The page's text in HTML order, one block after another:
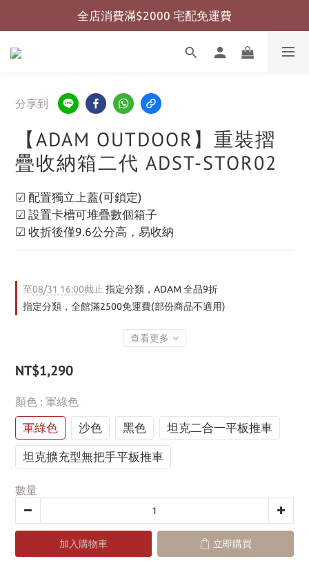
全店消費滿$999 超商免運費
全店消費滿$2000 宅配免運費
全店消費滿$999 超商免運費
分享到
【ADAM OUTDOOR】重裝摺
疊收納箱二代 ADST-STOR02
☑ 配置獨立上蓋(可鎖定)
☑ 設置卡槽可堆疊數個箱子
☑ 收折後僅9.6公分高，易收納
至08/31 16:00截止 指定分類，ADAM 全品9折
指定分類，全館滿2500免運費(部份商品不適用)
查看更多
NT$1,290
顏色 : 軍綠色
軍綠色 沙色 黑色 坦克二合一平板推車
坦克擴充型無把手平板推車
數量
加入購物車 立即購買